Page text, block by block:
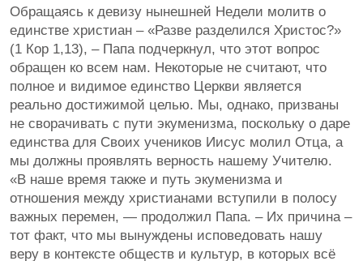
Обращаясь к девизу нынешней Недели молитв о
единстве христиан – «Разве разделился Христос?»
(1 Кор 1,13), – Папа подчеркнул, что этот вопрос
обращен ко всем нам. Некоторые не считают, что
полное и видимое единство Церкви является
реально достижимой целью. Мы, однако, призваны
не сворачивать с пути экуменизма, поскольку о даре
единства для Своих учеников Иисус молил Отца, а
мы должны проявлять верность нашему Учителю.
«В наше время также и путь экуменизма и
отношения между христианами вступили в полосу
важных перемен, — продолжил Папа. – Их причина –
тот факт, что мы вынуждены исповедовать нашу
веру в контексте обществ и культур, в которых всё